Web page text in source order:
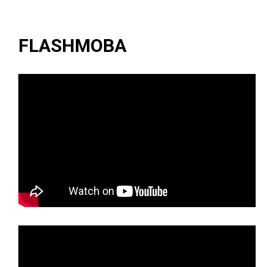
FLASHMOBA